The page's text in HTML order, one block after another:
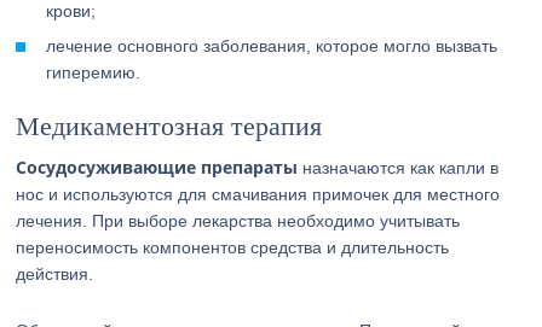
крови;
лечение основного заболевания, которое могло вызвать
гиперемию.
Медикаментозная терапия
Сосудосуживающие препараты назначаются как капли в
нос и используются для смачивания примочек для местного
лечения. При выборе лекарства необходимо учитывать
переносимость компонентов средства и длительность
действия.